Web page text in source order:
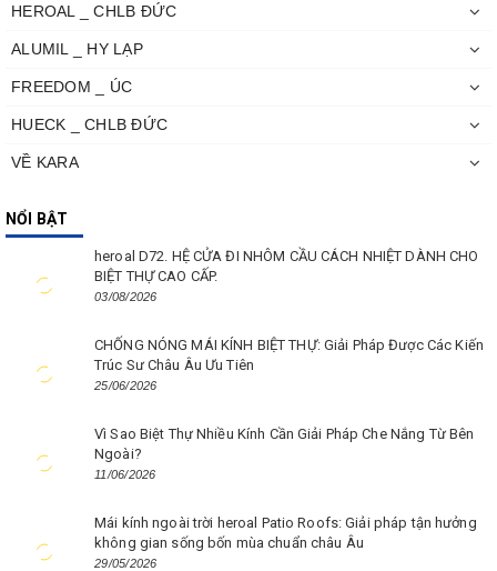
HEROAL _ CHLB ĐỨC
ALUMIL _ HY LẠP
FREEDOM _ ÚC
HUECK _ CHLB ĐỨC
VỀ KARA
NỔI BẬT
heroal D72. HỆ CỬA ĐI NHÔM CẦU CÁCH NHIỆT DÀNH CHO
BIỆT THỰ CAO CẤP.
03/08/2026
CHỐNG NÓNG MÁI KÍNH BIỆT THỰ: Giải Pháp Được Các Kiến
Trúc Sư Châu Âu Ưu Tiên
25/06/2026
Vì Sao Biệt Thự Nhiều Kính Cần Giải Pháp Che Nắng Từ Bên
Ngoài?
11/06/2026
Mái kính ngoài trời heroal Patio Roofs: Giải pháp tận hưởng
không gian sống bốn mùa chuẩn châu Âu
29/05/2026